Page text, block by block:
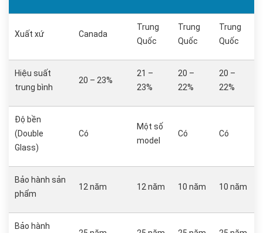
Xuất xứ Canada
Trung
Quốc
Trung
Quốc
Trung
Quốc
Hiệu suất
trung bình
20 – 23%
21 –
23%
20 –
22%
20 –
22%
Độ bền
(Double
Glass)
Có
Một số
model
Có Có
Bảo hành sản
phẩm
12 năm 12 năm 10 năm 10 năm
Bảo hành